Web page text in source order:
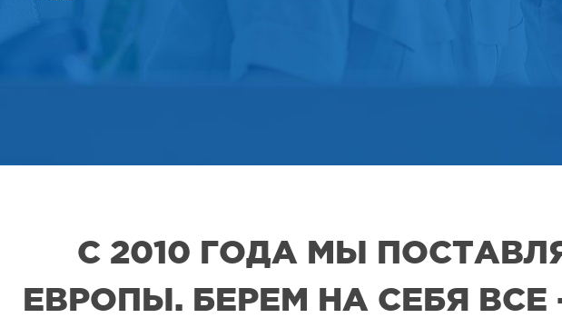
С 2010 ГОДА МЫ
ЕВРОПЫ. БЕРЕМ НА СЕБЯ